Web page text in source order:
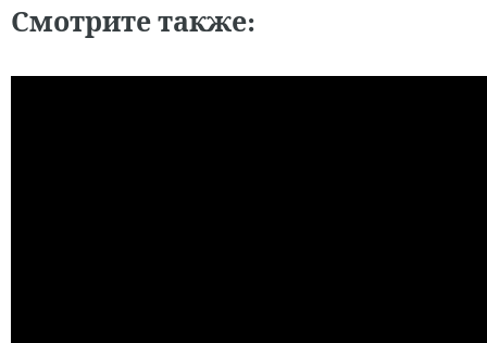
Смотрите также: